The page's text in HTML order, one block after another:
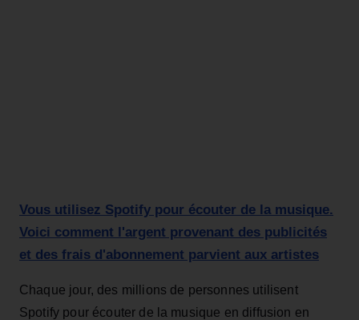
Vous utilisez Spotify pour écouter de la musique.
Voici comment l'argent provenant des publicités
et des frais d'abonnement parvient aux artistes
Chaque jour, des millions de personnes utilisent
Spotify pour écouter de la musique en diffusion en